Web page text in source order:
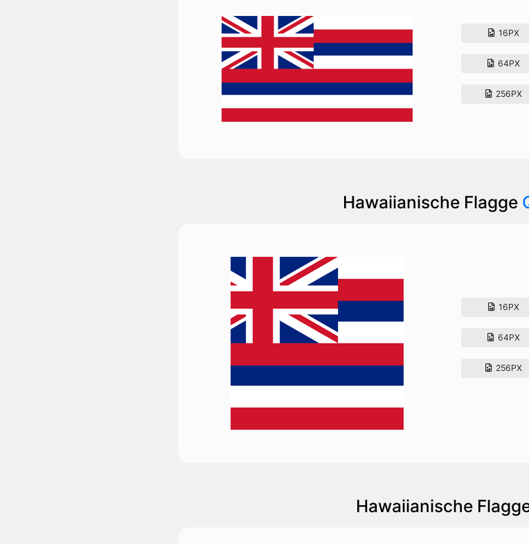
16PX
64PX
256PX
Hawaiianische Flagge
16PX
64PX
256PX
Hawaiianische